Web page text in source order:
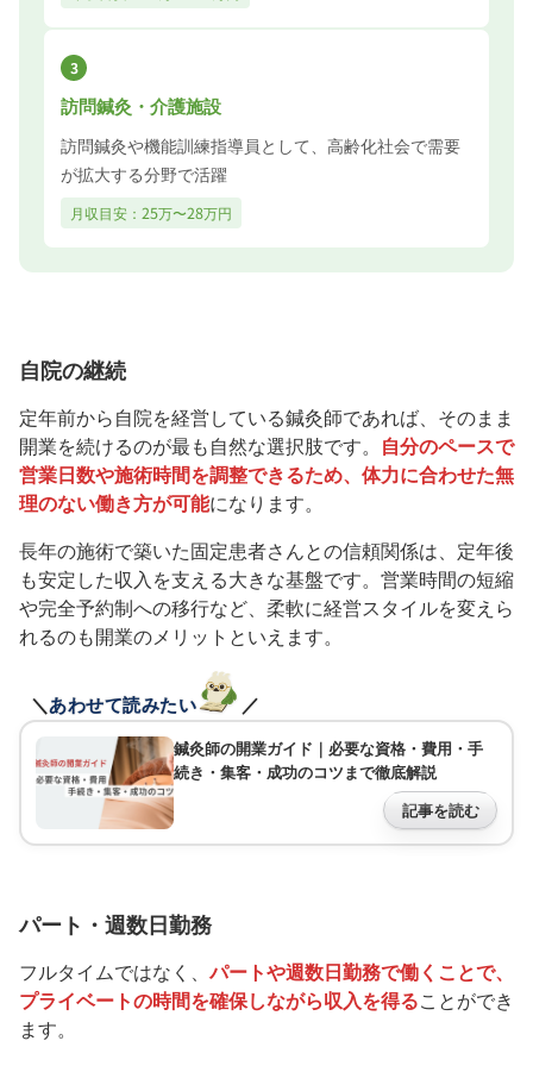
3
訪問鍼灸・介護施設
訪問鍼灸や機能訓練指導員として、高齢化社会で需要
が拡大する分野で活躍
月収目安：25万〜28万円
自院の継続
定年前から自院を経営している鍼灸師であれば、そのまま
開業を続けるのが最も自然な選択肢です。 自分のペースで
営業日数や施術時間を調整できるため、体力に合わせた無
理のない働き方が可能になります。
長年の施術で築いた固定患者さんとの信頼関係は、定年後
も安定した収入を支える大きな基盤です。営業時間の短縮
や完全予約制への移行など、柔軟に経営スタイルを変えら
れるのも開業のメリットといえます。
＼あわせて読みたい ／
鍼灸師の開業ガイド｜必要な資格・費用・手
続き・集客・成功のコツまで徹底解説
記事を読む
パート・週数日勤務
フルタイムではなく、パートや週数日勤務で働くことで、
プライベートの時間を確保しながら収入を得ることができ
ます。